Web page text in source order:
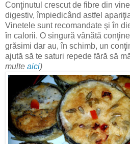
Conţinutul crescut de fibre din
digestiv, împiedicând astfel
Vinetele sunt recomandate şi în
în calorii. O singură vânătă
grăsimi dar au, în schimb, un
ajută să te saturi repede fără să
multe aici)